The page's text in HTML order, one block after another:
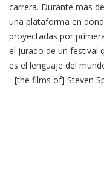
carrera. Durante más
una plataforma en
proyectadas por
el jurado de un festival
es el lenguaje del
- [the films of] Steven